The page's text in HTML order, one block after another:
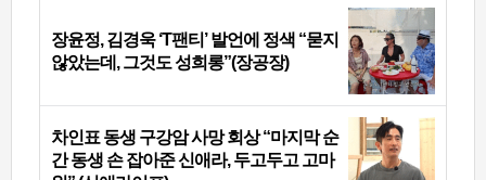
장윤정, 김경욱 ‘T팬티’ 발언에 정색 “묻지
않았는데, 그것도 성희롱”(장공장)
차인표 동생 구강암 사망 회상 “마지막 순
간 동생 손 잡아준 신애라, 두고두고 고마